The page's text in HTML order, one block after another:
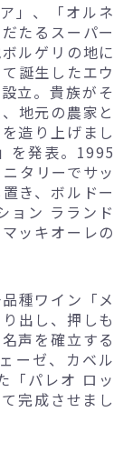
」、「オルネ
たるスーパー
ルゲリの地に
誕生したエウ
立。貴族がそ
地元の農家と
造り上げまし
を発表。1995
タリーでサッ
き、ボルドー
ョン ラランド
ッキオーレの
種ワイン「メ
出し、押しも
声を確立する
ーゼ、カベル
「パレオ ロッ
完成させまし